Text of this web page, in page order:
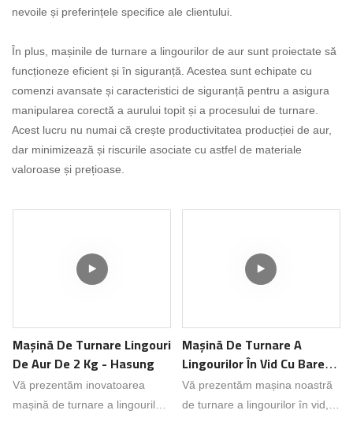
nevoile și preferințele specifice ale clientului.
În plus, mașinile de turnare a lingourilor de aur sunt proiectate să
funcționeze eficient și în siguranță. Acestea sunt echipate cu
comenzi avansate și caracteristici de siguranță pentru a asigura
manipularea corectă a aurului topit și a procesului de turnare.
Acest lucru nu numai că crește productivitatea producției de aur,
dar minimizează și riscurile asociate cu astfel de materiale
valoroase și prețioase.
Mașină De Turnare Lingouri
De Aur De 2 Kg - Hasung
Vă prezentăm inovatoarea
mașină de turnare a lingourilor
Mașină De Turnare A
Lingourilor În Vid Cu Bare
De 4 Kg Pentru Aur Și
Argint, Hasung Products
Vă prezentăm mașina noastră
de turnare a lingourilor în vid,